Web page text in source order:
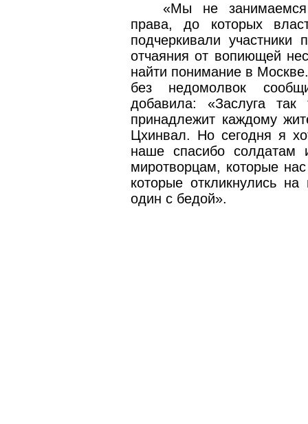
«Мы не
права, до которых
подчеркивали участники
отчаяния от вопиющей
найти понимание в
без недомолвок
добавила: «Заслуга
принадлежит каждому
Цхинвал. Но сегодня я
наше спасибо солдатам
миротворцам, которые
которые откликнулись
один с бедой».